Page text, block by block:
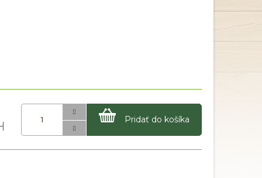
Pridať do košíka